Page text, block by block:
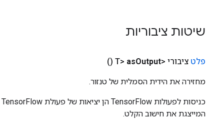
שיטות ציבוריות
פלט ציבורי <T> asOutput
()
מחזירה את הידית הסמלית של טנזור.
המייצגת את חישוב הקלט.